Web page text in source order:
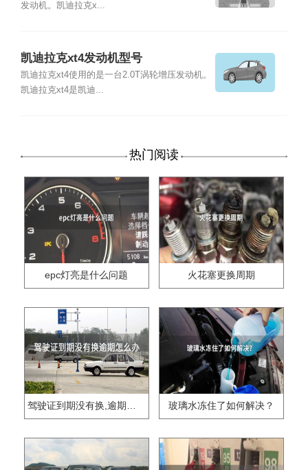
发动机。凯迪拉克x...
凯迪拉克xt4发动机型号
凯迪拉克xt4使用的是一台2.0T涡轮增压发动机。
凯迪拉克xt4是凯迪...
热门阅读
epc灯亮是什么问题 火花塞更换周期
驾驶证到期没有换,逾期怎么办?? 玻璃水冻住了如何解决？